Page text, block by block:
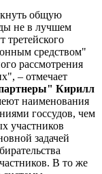
общую
не в лучшем
третейского
средством"
рассмотрения
– отмечает
Кирилл
наименования
госсудов, чем
участников
задачей
В то же